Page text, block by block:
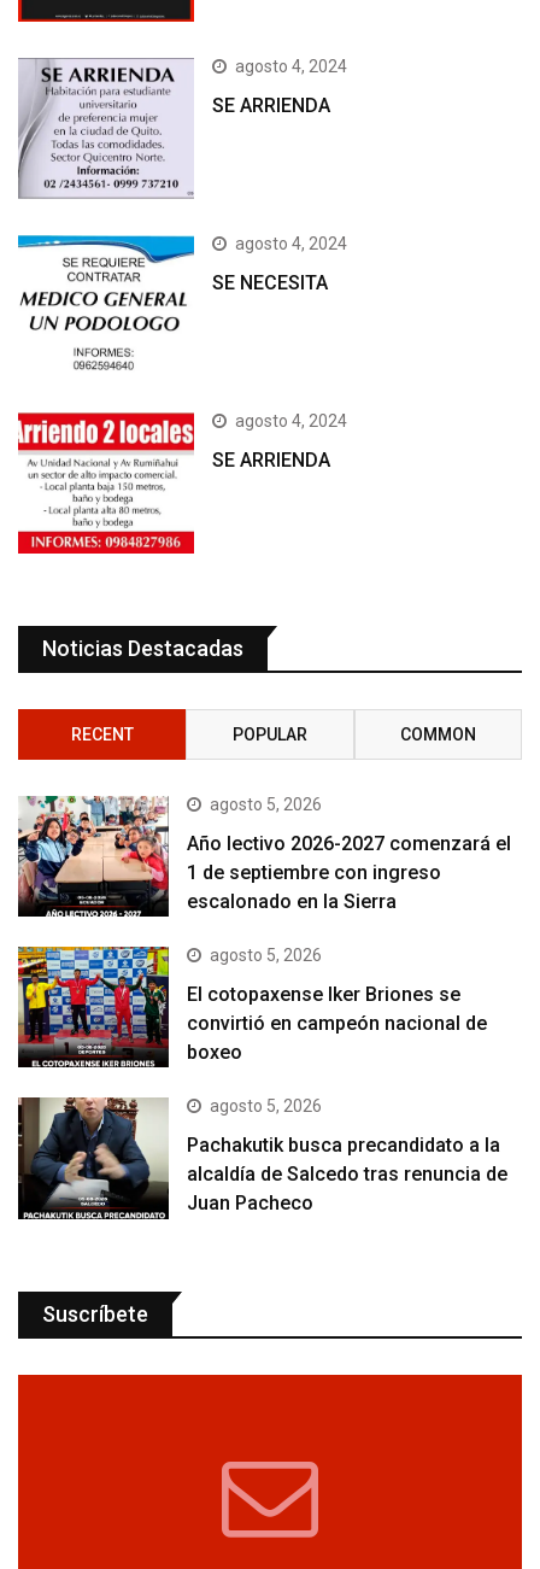
agosto 4, 2024
SE ARRIENDA
agosto 4, 2024
SE NECESITA
agosto 4, 2024
SE ARRIENDA
Noticias Destacadas
RECENT POPULAR COMMON
agosto 5, 2026
Año lectivo 2026-2027 comenzará el
1 de septiembre con ingreso
escalonado en la Sierra
agosto 5, 2026
El cotopaxense Iker Briones se
convirtió en campeón nacional de
boxeo
agosto 5, 2026
Pachakutik busca precandidato a la
alcaldía de Salcedo tras renuncia de
Juan Pacheco
Suscríbete